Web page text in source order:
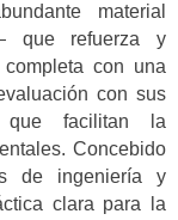
material
que refuerza y
con una
con sus
que facilitan la
Concebido
de ingeniería y
clara para la